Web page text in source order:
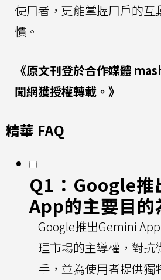
使用者，更能掌握用戶的互
慣。
《原文刊登於合作媒體
聞網獲授權轉載。》
精華 FAQ
Q1：Google
App的主要目的
Google推出Gemini
理市場的主導權，對抗
手，並為使用者提供獨